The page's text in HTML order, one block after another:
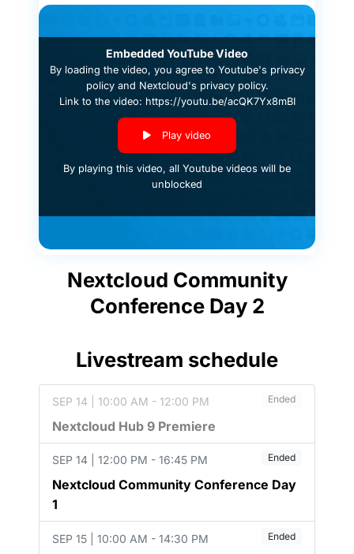
Embedded YouTube Video
By loading the video, you agree to Youtube's privacy
policyand Nextcloud's privacy policy.
Link to the video: https://youtu.be/acQK7Yx8mBI
Play video
By playing this video, all Youtube videos will be
unblocked
Nextcloud Community
Conference Day 2
Livestream schedule
SEP 14 | 10:00 AM - 12:00 PM Ended
Nextcloud Hub 9 Premiere
SEP 14 | 12:00 PM - 16:45 PM Ended
Nextcloud Community Conference Day
1
SEP 15 | 10:00 AM - 14:30 PM Ended